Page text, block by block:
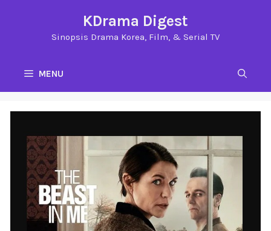
KDrama Digest
Sinopsis Drama Korea, Film, & Serial TV
MENU